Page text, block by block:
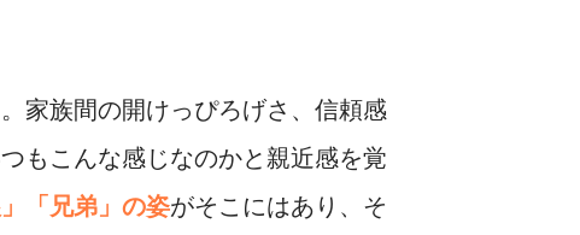
家族間の開けっぴろげさ、信頼感
もこんな感じなのかと親近感を覚
「兄弟」の姿がそこにはあり、そ